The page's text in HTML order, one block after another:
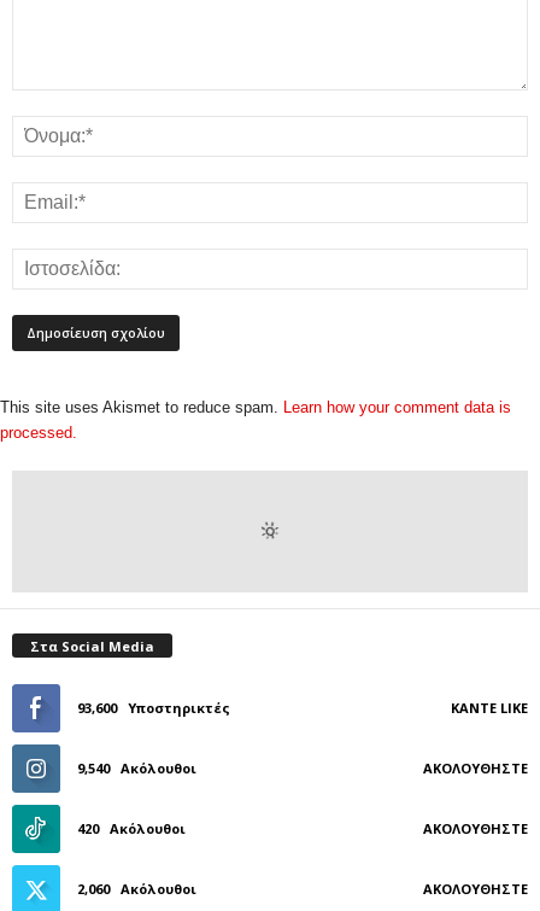
This site uses Akismet to reduce spam. Learn how your comment data is
processed.
Στα Social Media
93,600 Υποστηρικτές ΚΆΝΤΕ LIKE
9,540 Ακόλουθοι ΑΚΟΛΟΥΘΉΣΤΕ
420 Ακόλουθοι ΑΚΟΛΟΥΘΉΣΤΕ
2,060 Ακόλουθοι ΑΚΟΛΟΥΘΉΣΤΕ